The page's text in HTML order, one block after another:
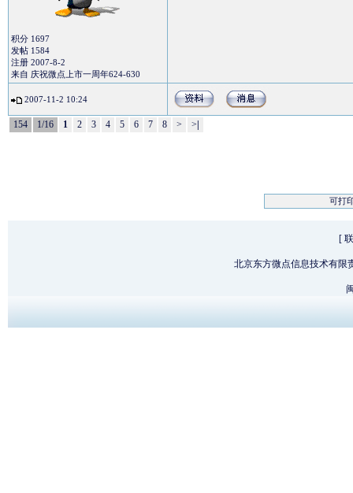
积分 1697
发帖 1584
注册 2007-8-2
来自 庆祝微点上市一周年624-630
2007-11-2 10:24
154 1/16 1 2 3 4 5 6 7 8 > >
可打
[
北京东方微点信息技术有限